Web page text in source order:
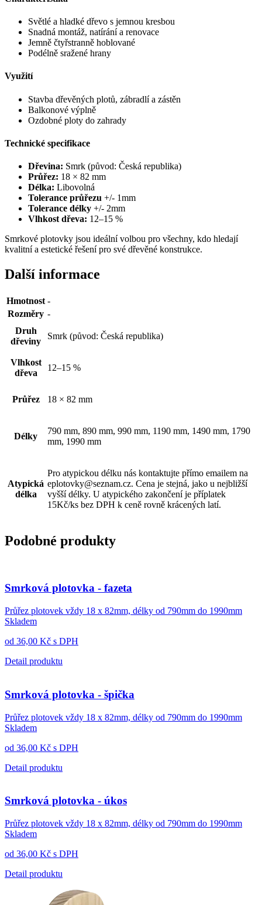
Světlé a hladké dřevo s jemnou kresbou
Snadná montáž, natírání a renovace
Jemně čtyřstranně hoblované
Podélně sražené hrany
Využití
Stavba dřevěných plotů, zábradlí a zástěn
Balkonové výplně
Ozdobné ploty do zahrady
Technické specifikace
Dřevina: Smrk (původ: Česká republika)
Průřez: 18 × 82 mm
Délka: Libovolná
Tolerance průřezu +/- 1mm
Tolerance délky +/- 2mm
Vlhkost dřeva: 12–15 %
Smrkové plotovky jsou ideální volbou pro všechny, kdo hledají
kvalitní a estetické řešení pro své dřevěné konstrukce.
Další informace
Hmotnost -
Rozměry -
Druh
dřeviny
Smrk (původ: Česká republika)
Vlhkost
dřeva
12–15 %
Průřez 18 × 82 mm
Délky
790 mm, 890 mm, 990 mm, 1190 mm, 1490 mm, 1790
mm, 1990 mm
Atypická
délka
Pro atypickou délku nás kontaktujte přímo emailem na
eplotovky@seznam.cz. Cena je stejná, jako u nejbližší
vyšší délky. U atypického zakončení je příplatek
15Kč/ks bez DPH k ceně rovně krácených latí.
Podobné produkty
Smrková plotovka - fazeta
Průřez plotovek vždy 18 x 82mm, délky od 790mm do 1990mm
Skladem
od 36,00 Kč s DPH
Detail produktu
Smrková plotovka - špička
Průřez plotovek vždy 18 x 82mm, délky od 790mm do 1990mm
Skladem
od 36,00 Kč s DPH
Detail produktu
Smrková plotovka - úkos
Průřez plotovek vždy 18 x 82mm, délky od 790mm do 1990mm
Skladem
od 36,00 Kč s DPH
Detail produktu